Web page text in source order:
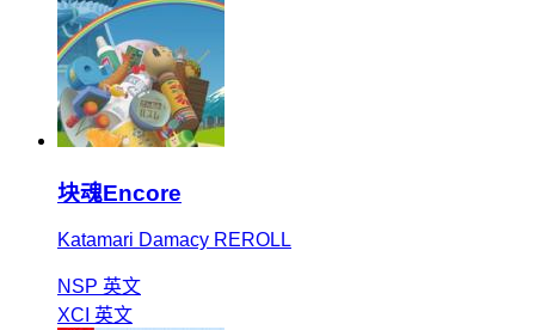
块魂Encore
Katamari Damacy REROLL
NSP 英文
XCI 英文